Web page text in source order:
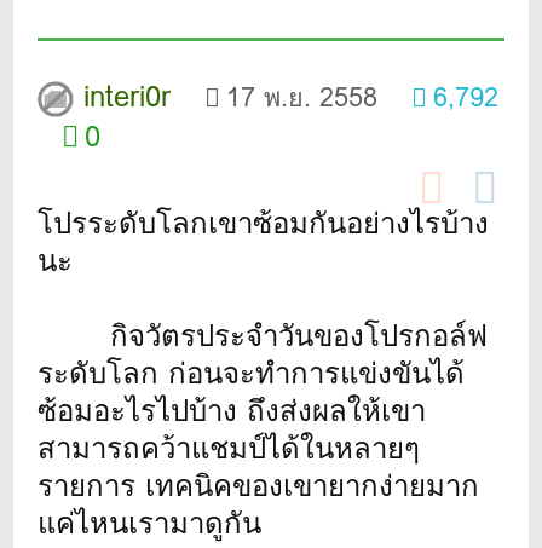
interi0r 17 พ.ย. 2558 6,792
0
โปรระดับโลกเขาซ้อมกันอย่างไรบ้าง
นะ
กิจวัตรประจำวันของโปรกอล์ฟ
ระดับโลก ก่อนจะทำการแข่งขันได้
ซ้อมอะไรไปบ้าง ถึงส่งผลให้เขา
สามารถคว้าแชมป์ได้ในหลายๆ
รายการ เทคนิคของเขายากง่ายมาก
แค่ไหนเรามาดูกัน